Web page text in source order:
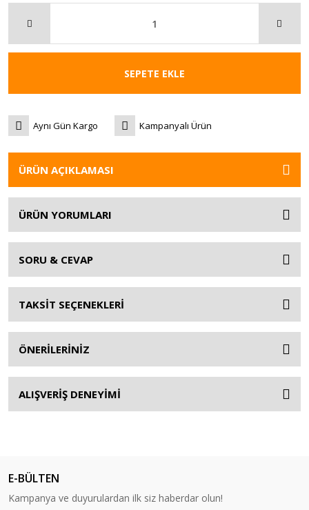
SEPETE EKLE
Aynı Gün Kargo Kampanyalı Ürün
ÜRÜN AÇIKLAMASI
ÜRÜN YORUMLARI
SORU & CEVAP
TAKSİT SEÇENEKLERİ
ÖNERİLERİNİZ
ALIŞVERİŞ DENEYİMİ
E-BÜLTEN
Kampanya ve duyurulardan ilk siz haberdar olun!